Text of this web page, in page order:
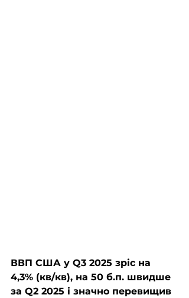
ВВП США у Q3 2025 зріс на
4,3% (кв/кв), на 50 б.п. швидше
за Q2 2025 і значно перевищив